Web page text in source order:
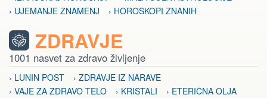
› UJEMANJE ZNAMENJ
› HOROSKOPI ZNANIH
ZDRAVJE
1001 nasvet za zdravo življenje
› LUNIN POST
› ZDRAVJE IZ NARAVE
› VAJE ZA ZDRAVO TELO
› KRISTALI
› ETERIČNA OLJA